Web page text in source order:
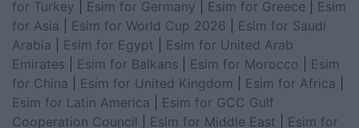
for Turkey
Esim for Germany Esim for Greece
Esim
for Asia
Esim for World Cup 2026
Esim for Saudi
Arabia
Esim for Egypt
Esim for United Arab
Emirates
Esim for Balkans Esim for Morocco
Esim
for China
Esim for United Kingdom Esim for Africa
Esim for Latin America
Esim for GCC Gulf
Cooperation Council
Esim for Middle East
Esim for